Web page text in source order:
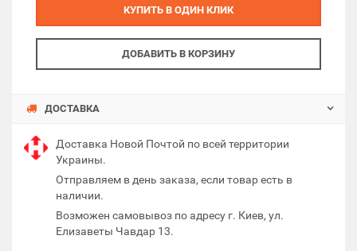
КУПИТЬ В ОДИН КЛИК
ДОБАВИТЬ В КОРЗИНУ
ДОСТАВКА
Доставка Новой Почтой по всей территории
Украины.
Отправляем в день заказа, если товар есть в
наличии.
Возможен самовывоз по адресу г. Киев, ул.
Елизаветы Чавдар 13.